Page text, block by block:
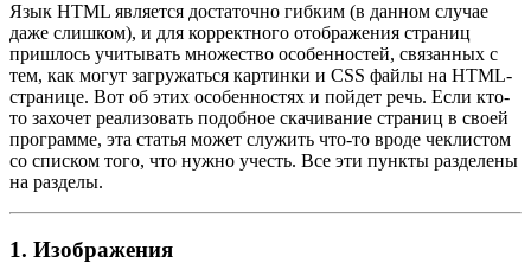
Язык HTML является достаточно гибким (в данном случае
даже слишком), и для корректного отображения страниц
пришлось учитывать множество особенностей, связанных с
тем, как могут загружаться картинки и CSS файлы на HTML-
странице. Вот об этих особенностях и пойдет речь. Если кто-
то захочет реализовать подобное скачивание страниц в своей
программе, эта статья может служить что-то вроде чеклистом
со списком того, что нужно учесть. Все эти пункты разделены
на разделы.
1. Изображения